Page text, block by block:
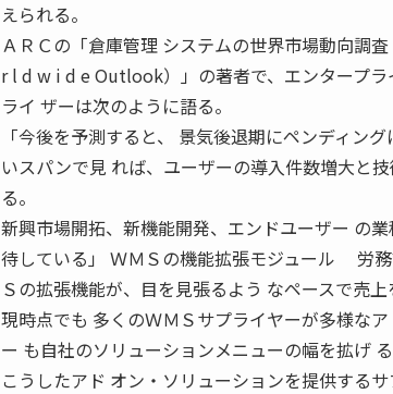
えられる。
ＡＲＣの「倉庫管理 システムの世界市場動向調
r l d w i d e Outlook）」の著者で、エンタープラ
ライ ザーは次のように語る。
「今後を予測すると、 景気後退期にペンディン
いスパンで見 れば、ユーザーの導入件数増大と
る。
新興市場開拓、新機能開発、エンドユーザー の
待している」 ＷＭＳの機能拡張モジュール 労
Ｓの拡張機能が、目を見張るよう なペースで売上
現時点でも 多くのＷＭＳサプライヤーが多様な
ー も自社のソリューションメニューの幅を拡げ
こうしたアド オン・ソリューションを提供する